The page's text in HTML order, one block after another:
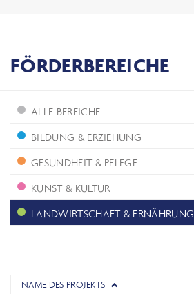
FÖRDERBEREICHE
ALLE BEREICHE
BILDUNG & ERZIEHUNG
GESUNDHEIT & PFLEGE
KUNST & KULTUR
LANDWIRTSCHAFT & ERNÄHRUNG
NAME DES PROJEKTS